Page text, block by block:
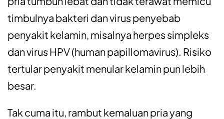
timbulnya bakteri dan virus penyebab
penyakit kelamin, misalnya herpes simpleks
dan virus HPV (human papillomavirus). Risiko
tertular penyakit menular kelamin pun lebih
besar.
Tak cuma itu, rambut kemaluan pria yang